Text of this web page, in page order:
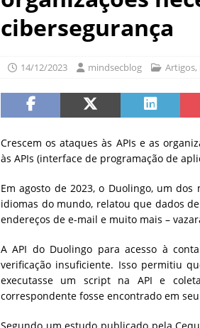
NOTÍCIAS
[ 06/08/2026 ]
cibersegurança
14/12/2023 mindsecblog Artigos,
Crescem os ataques às APIs e as
às APIs (interface de programação de
Em agosto de 2023, o Duolingo, um
idiomas do mundo, relatou que dados
endereços de e-mail e muito mais –
A API do Duolingo para acesso à
verificação insuficiente. Isso permitiu
executasse um script na API e
correspondente fosse encontrado em